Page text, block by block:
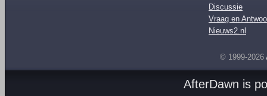
Discussie
Vraag en
Nieuws2.nl
© 1999-2026
AfterDawn is